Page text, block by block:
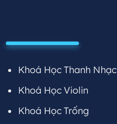
Khoá Học Thanh Nhạc
Khoá Học Violin
Khoá Học Trống